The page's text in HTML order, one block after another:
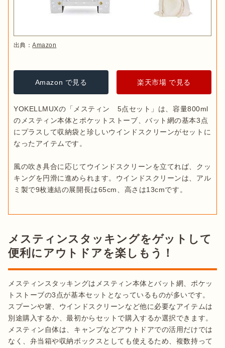
出典：Amazon
Amazon で見る 楽天市場 で見る
YOKELLMUXの「メスティン　5点セット」は、容量800ml
のメスティン本体とポケットストーブ、バット網の基本3点
にプラスして収納袋と珍しいウインドスクリーンがセットに
なったアイテムです。
風の吹き具合に応じてウインドスクリーンを立てれば、クッ
キングを円滑に進められます。ウインドスクリーンは、アル
メスティンスタッキングをゲットして
便利にアウトドアを楽しもう！
メスティンスタッキングはメスティン本体とバット網、ポケッ
トストーブの3点が基本セットとなっているものが多いです。
スプーンや箸、ウインドスクリーンなど他に必要なアイテムは
別途購入するか、最初からセットで購入するか選択できます。
メスティン自体は、キャンプなどアウトドアでの活用だけでは
なく、弁当箱や収納ボックスとしても使えるため、複数持って